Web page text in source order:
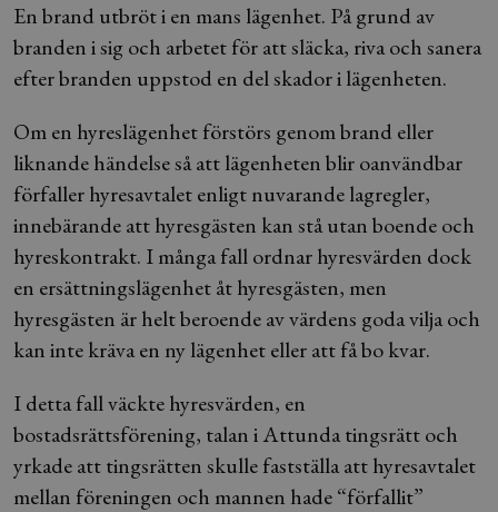
En brand utbröt i en mans lägenhet. På grund av
branden i sig och arbetet för att släcka, riva och sanera
efter branden uppstod en del skador i lägenheten.
Om en hyreslägenhet förstörs genom brand eller
liknande händelse så att lägenheten blir oanvändbar
förfaller hyresavtalet enligt nuvarande lagregler,
innebärande att hyresgästen kan stå utan boende och
hyreskontrakt. I många fall ordnar hyresvärden dock
en ersättningslägenhet åt hyresgästen, men
hyresgästen är helt beroende av värdens goda vilja och
kan inte kräva en ny lägenhet eller att få bo kvar.
I detta fall väckte hyresvärden, en
bostadsrättsförening, talan i Attunda tingsrätt och
yrkade att tingsrätten skulle fastställa att hyresavtalet
mellan föreningen och mannen hade “förfallit”